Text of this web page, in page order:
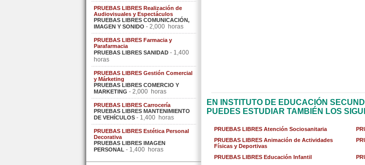
PRUEBAS LIBRES Realización de
Audiovisuales y Espectáculos
PRUEBAS LIBRES COMUNICACIÓN,
IMAGEN Y SONIDO - 2,000 horas
PRUEBAS LIBRES Farmacia y
Parafarmacia
PRUEBAS LIBRES SANIDAD - 1,400
horas
PRUEBAS LIBRES Gestión Comercial
y Márketing
PRUEBAS LIBRES COMERCIO Y
MARKETING - 2,000 horas
PRUEBAS LIBRES Carrocería
PRUEBAS LIBRES MANTENIMIENTO
DE VEHÍCULOS - 1,400 horas
PRUEBAS LIBRES Estética Personal
Decorativa
PRUEBAS LIBRES IMAGEN
PERSONAL - 1,400 horas
EN INSTITUTO DE EDUCACIÓN
PUEDES ESTUDIAR TAMBIÉN LOS
PRUEBAS LIBRES Atención Sociosanitaria
PRUEBAS LIBRES Animación de Actividades
Físicas y Deportivas
PRUEBAS LIBRES Educación Infantil